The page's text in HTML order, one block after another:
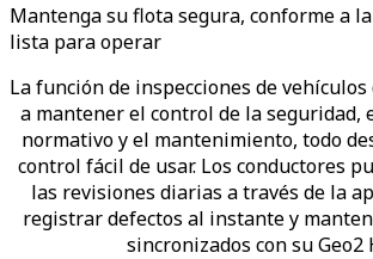
Mantenga su flota segura, conforme a
lista para operar
La función de inspecciones de vehículos
a mantener el control de la seguridad,
normativo y el mantenimiento, todo
control fácil de usar. Los conductores
las revisiones diarias a través de la
registrar defectos al instante y
sincronizados con su Geo2